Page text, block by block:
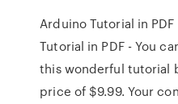
Arduino Tutorial in
Tutorial in PDF - You
this wonderful tutorial
price of $9.99. Your